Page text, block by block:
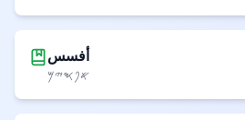
أفسس
𐤀𐤐𐤎𐤉𐤌